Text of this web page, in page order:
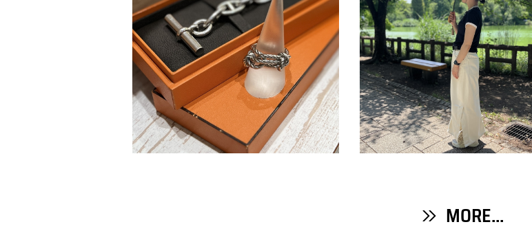
COLLECTORS 吉祥寺店 COLLECTORS 吉祥寺店
MORE...